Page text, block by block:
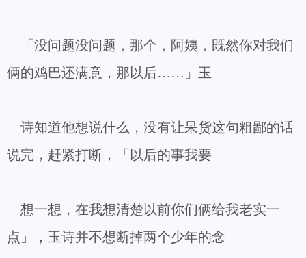
「没问题没问题，那个，阿姨，既然你对我们
俩的鸡巴还满意，那以后……」玉
诗知道他想说什么，没有让呆货这句粗鄙的话
说完，赶紧打断，「以后的事我要
想一想，在我想清楚以前你们俩给我老实一
点」，玉诗并不想断掉两个少年的念